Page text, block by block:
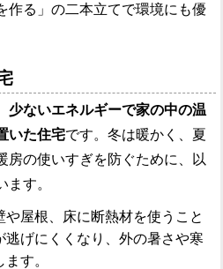
作る」の二本立てで環境にも優
少ないエネルギーで家の中の温
いた住宅です。冬は暖かく、夏
房の使いすぎを防ぐために、以
ます。
や屋根、床に断熱材を使うこと
逃げにくくなり、外の暑さや寒
す。